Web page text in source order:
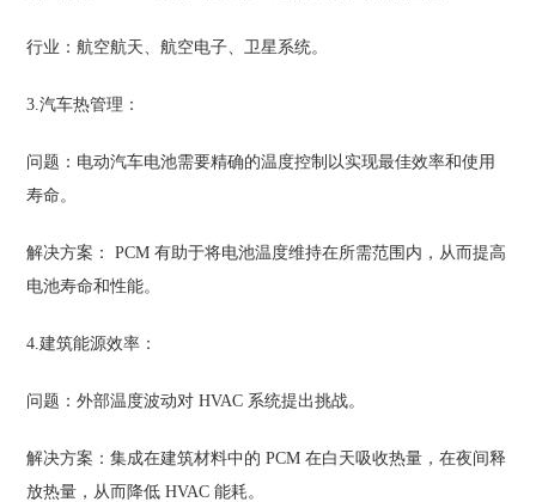
行业：航空航天、航空电子、卫星系统。
3.汽车热管理：
问题：电动汽车电池需要精确的温度控制以实现最佳效率和使用
寿命。
解决方案： PCM 有助于将电池温度维持在所需范围内，从而提高
电池寿命和性能。
4.建筑能源效率：
问题：外部温度波动对 HVAC 系统提出挑战。
解决方案：集成在建筑材料中的 PCM 在白天吸收热量，在夜间释
放热量，从而降低 HVAC 能耗。